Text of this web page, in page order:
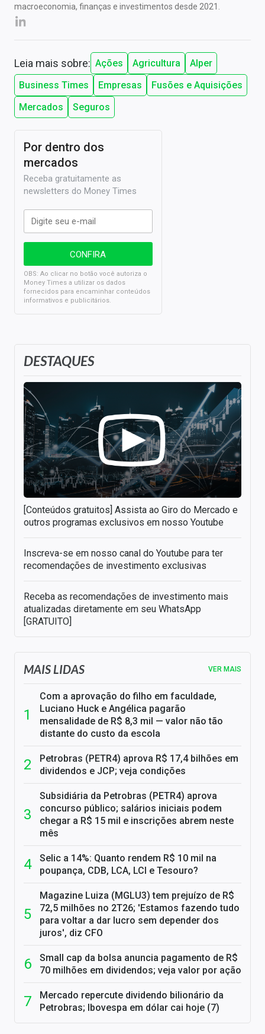
macroeconomia, finanças e investimentos desde 2021.
Leia mais sobre: Ações Agricultura
Alper
Business Times
Empresas
Fusões e Aquisições
Mercados
Seguros
DESTAQUES
[Conteúdos gratuitos] Assista ao Giro do Mercado e
outros programas exclusivos em nosso Youtube
Inscreva-se em nosso canal do Youtube para ter
recomendações de investimento exclusivas
Receba as recomendações de investimento mais
atualizadas diretamente em seu WhatsApp
[GRATUITO]
Por dentro dos
mercados
Receba gratuitamente as
newsletters do Money Times
OBS: Ao clicar no botão você autoriza o
Money Times a utilizar os dados
fornecidos para encaminhar conteúdos
informativos e publicitários.
MAIS LIDAS VER MAIS
Com a aprovação do filho em faculdade,
Luciano Huck e Angélica pagarão
mensalidade de R$ 8,3 mil — valor não tão
distante do custo da escola
Petrobras (PETR4) aprova R$ 17,4 bilhões em
dividendos e JCP; veja condições
Subsidiária da Petrobras (PETR4) aprova
concurso público; salários iniciais podem
chegar a R$ 15 mil e inscrições abrem neste
mês
Selic a 14%: Quanto rendem R$ 10 mil na
poupança, CDB, LCA, LCI e Tesouro?
Magazine Luiza (MGLU3) tem prejuízo de R$
72,5 milhões no 2T26; 'Estamos fazendo tudo
para voltar a dar lucro sem depender dos
juros', diz CFO
Small cap da bolsa anuncia pagamento de R$
70 milhões em dividendos; veja valor por ação
Mercado repercute dividendo bilionário da
Petrobras; Ibovespa em dólar cai hoje (7)